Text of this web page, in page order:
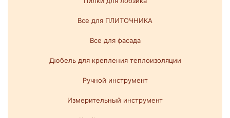
Все для ПЛИТОЧНИКА
Все для фасада
Дюбель для крепления теплоизоляции
Ручной инструмент
Измерительный инструмент